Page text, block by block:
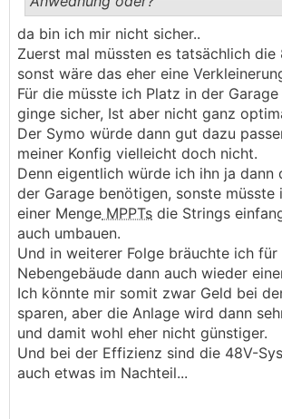
..
da bin ich mir nicht sicher..
Zuerst mal müssten es tatsächlich die
sonst wäre das eher eine
Für die müsste ich Platz in der
ginge sicher, Ist aber nicht ganz
Der Symo würde dann gut dazu
meiner Konfig vielleicht doch nicht.
Denn eigentlich würde ich ihn ja dann
der Garage benötigen, sonste
einer Menge MPPTs die Strings
auch umbauen.
Und in weiterer Folge bräuchte ich für
Nebengebäude dann auch wieder
Ich könnte mir somit zwar Geld bei
sparen, aber die Anlage wird dann
und damit wohl eher nicht günstiger.
Und bei der Effizienz sind die 48V-
auch etwas im Nachteil...